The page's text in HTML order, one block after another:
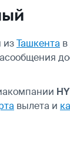
изТашкента в
HY
вылета и